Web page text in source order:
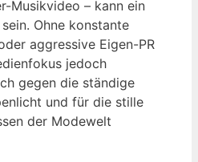
Musikvideo – kann ein
Ohne konstante
aggressive Eigen-PR
jedoch
gegen die ständige
und für die stille
der Modewelt